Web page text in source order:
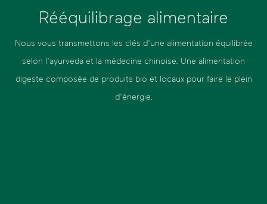
Rééquilibrage alimentaire
Nous vous transmettons les clés d'une alimentation équilibrée
selon l'ayurveda et la médecine chinoise. Une alimentation
digeste composée de produits bio et locaux pour faire le plein
d'énergie.